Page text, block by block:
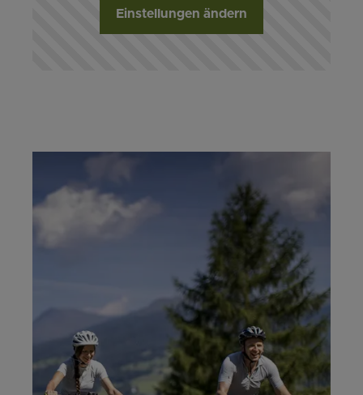
Einstellungen ändern